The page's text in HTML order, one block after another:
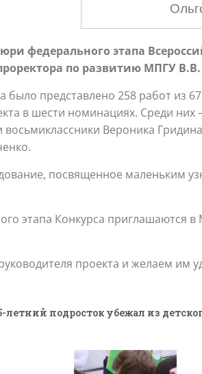
федерального этапа
по развитию МПГУ В.В.
было представлено 258 работ из
в шести номинациях. Среди
Вероника
посвященное маленьким
этапа Конкурса приглашаются
проекта и желаем им